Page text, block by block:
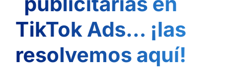
TikTok Ads… ¡las
resolvemos aquí!